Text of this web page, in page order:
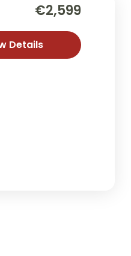
€2,599
Details